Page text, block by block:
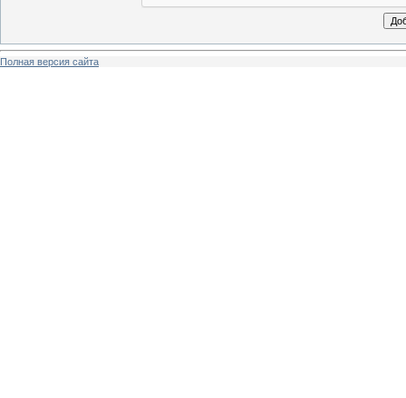
Полная версия сайта